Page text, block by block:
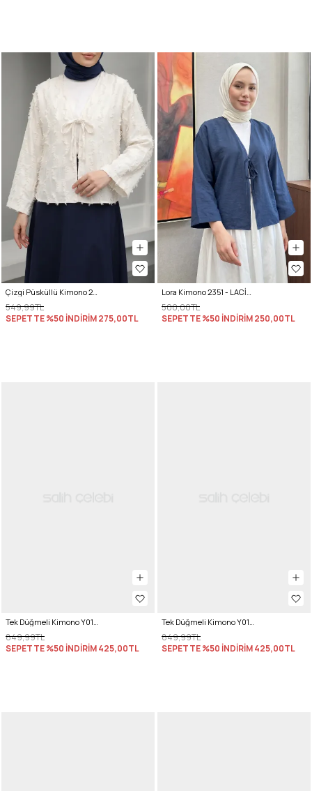
Çizgi Püsküllü Kimono 2353 - KIRIK BEYAZ
549,99TL
SEPETTE %50 İNDİRİM275,00TL
Lora Kimono 2351 - LACİVERT
500,00TL
SEPETTE %50 İNDİRİM250,00TL
Tek Düğmeli Kimono Y0130 - MÜRDÜM
849,99TL
SEPETTE %50 İNDİRİM425,00TL
Tek Düğmeli Kimono Y0130 - KAHVERENGİ
849,99TL
SEPETTE %50 İNDİRİM425,00TL